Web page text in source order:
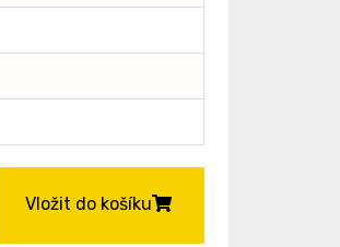
Vložit do košíku